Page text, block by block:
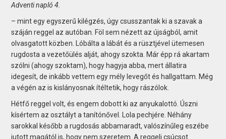
Adventi napló 4.
– mint egy egyszerű kilégzés, úgy csusszantak ki a szavak a
száján reggel az autóban. Föl sem nézett az újságból, amit
olvasgatott közben. Lóbálta a lábát és a rüsztjével ütemesen
rugdosta a vezetőülés alját, ahogy szokta. Már épp rá akartam
szólni (ahogy szoktam), hogy hagyja abba, mert állatira
idegesít, de inkább vettem egy mély levegőt és hallgattam. Még
a végén az is kislányosnak ítéltetik, hogy rászólok.
Hétfő reggel volt, és engem dobott ki az anyukalottó. Úszni
kísértem az osztályt a tanítónővel. Lola pechjére. Néhány
sarokkal később a rugdosás abbamaradt, valószínűleg eszébe
jutott magától is, hogy nem szeretem. A reggeli csúcsot